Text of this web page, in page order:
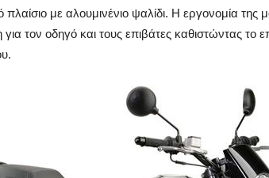
με αλουμινένιο ψαλίδι. Η εργονομία της
τον οδηγό και τους επιβάτες καθιστώντας το